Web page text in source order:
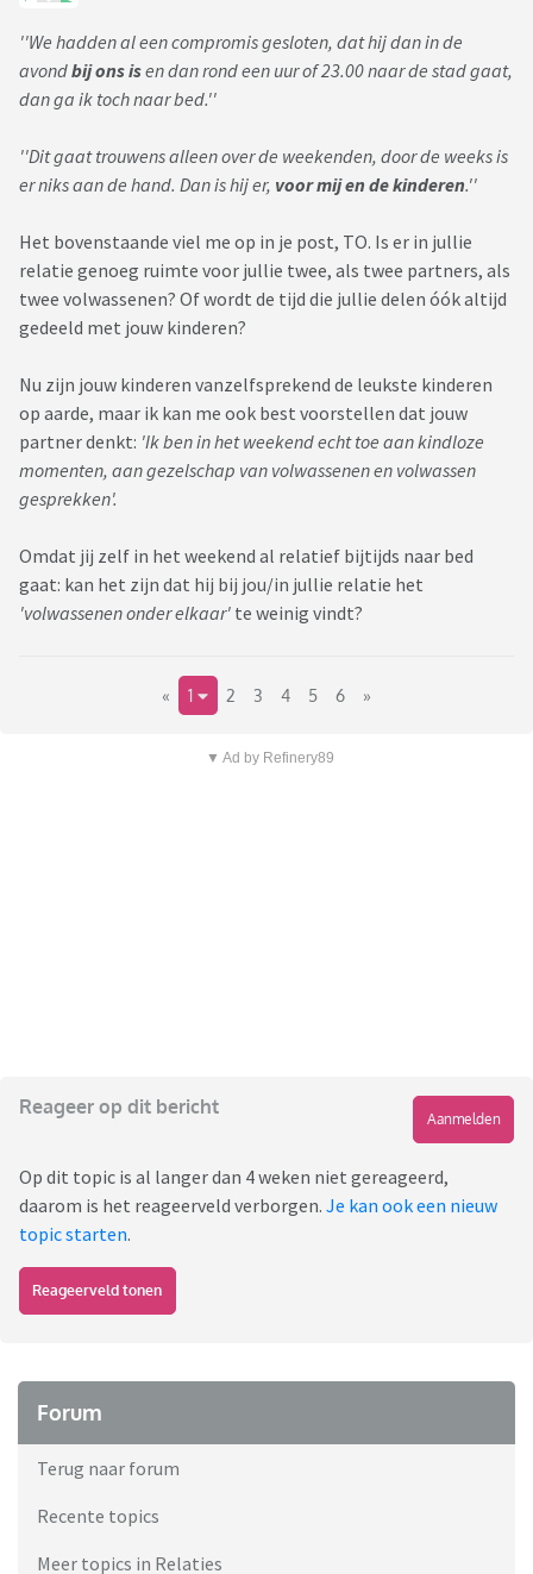
''We hadden al een compromis gesloten, dat hij dan in de
avondbij ons isen dan rond een uur of 23.00 naar de stad gaat,
dan ga ik toch naar bed.''
''Dit gaat trouwens alleen over de weekenden, door de weeks is
er niks aan de hand. Dan is hij er, voor mij en de kinderen.''
Het bovenstaande viel me op in je post, TO. Is er in jullie
relatie genoeg ruimte voor jullie twee, als twee partners, als
twee volwassenen? Of wordt de tijd die jullie delen óók altijd
gedeeld met jouw kinderen?
Nu zijn jouw kinderen vanzelfsprekend de leukste kinderen
op aarde, maar ik kan me ook best voorstellen dat jouw
partner denkt: 'Ik ben in het weekend echt toe aan kindloze
momenten, aan gezelschap van volwassenen en volwassen
gesprekken'.
Omdat jij zelf in het weekend al relatief bijtijds naar bed
gaat: kan het zijn dat hij bij jou/in jullie relatie het
'volwassenen onder elkaar' te weinig vindt?
« 1 2 3 4 5 6 »
▼ Ad by Refinery89
Reageer op dit bericht
Aanmelden
Op dit topic is al langer dan 4 weken niet gereageerd,
daarom is het reageerveld verborgen. Je kan ook een nieuw
topic starten.
Reageerveld tonen
Forum
Terug naar forum
Recente topics
Meer topics in Relaties